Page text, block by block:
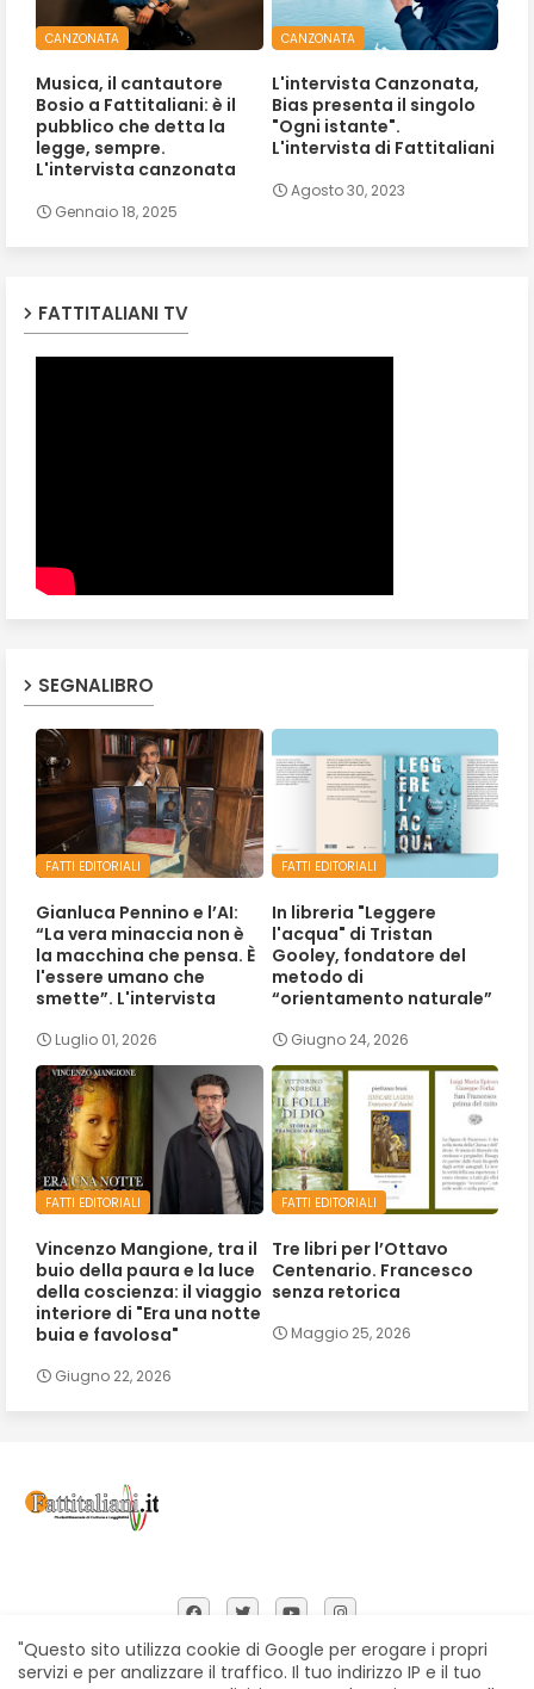
CANZONATA
Musica, il cantautore
Bosio a Fattitaliani: è il
pubblico che detta la
legge, sempre.
L'intervista canzonata
Gennaio 18, 2025
CANZONATA
L'intervista Canzonata,
Bias presenta il singolo
"Ogni istante".
L'intervista di Fattitaliani
Agosto 30, 2023
FATTITALIANI TV
SEGNALIBRO
FATTI EDITORIALI
Gianluca Pennino e l’AI:
“La vera minaccia non è
la macchina che pensa. È
l'essere umano che
smette”. L'intervista
Luglio 01, 2026
FATTI EDITORIALI
In libreria "Leggere
l'acqua" di Tristan
Gooley, fondatore del
metodo di
“orientamento naturale”
Giugno 24, 2026
FATTI EDITORIALI
Vincenzo Mangione, tra il
buio della paura e la luce
della coscienza: il viaggio
interiore di "Era una notte
buia e favolosa"
Giugno 22, 2026
FATTI EDITORIALI
Tre libri per l’Ottavo
Centenario. Francesco
senza retorica
Maggio 25, 2026
"Questo sito utilizza cookie di Google per erogare i propri
servizi e per analizzare il traffico. Il tuo indirizzo IP e il tuo